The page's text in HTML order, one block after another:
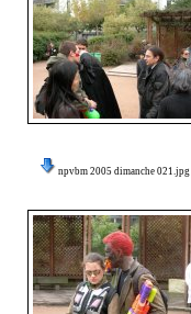
npvbm 2005 dimanche 021.jpg